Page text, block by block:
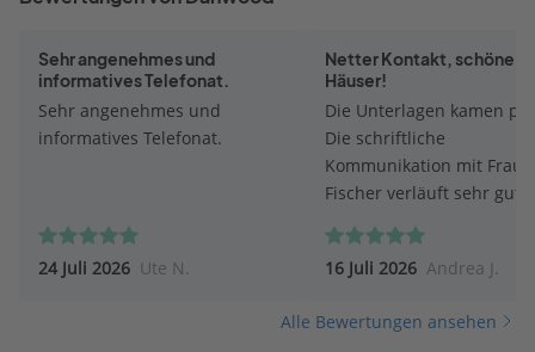
Sehr angenehmes und
informatives Telefonat.
Sehr angenehmes und
informatives Telefonat.
24 Juli 2026 Ute N.
Netter Kontakt, schöne
Häuser!
Die Unterlagen kamen
Die schriftliche
Kommunikation mit Frau
Fischer verläuft sehr gut.
auf Fragen.
16 Juli 2026 Andrea J.
Alle Bewertungen ansehen